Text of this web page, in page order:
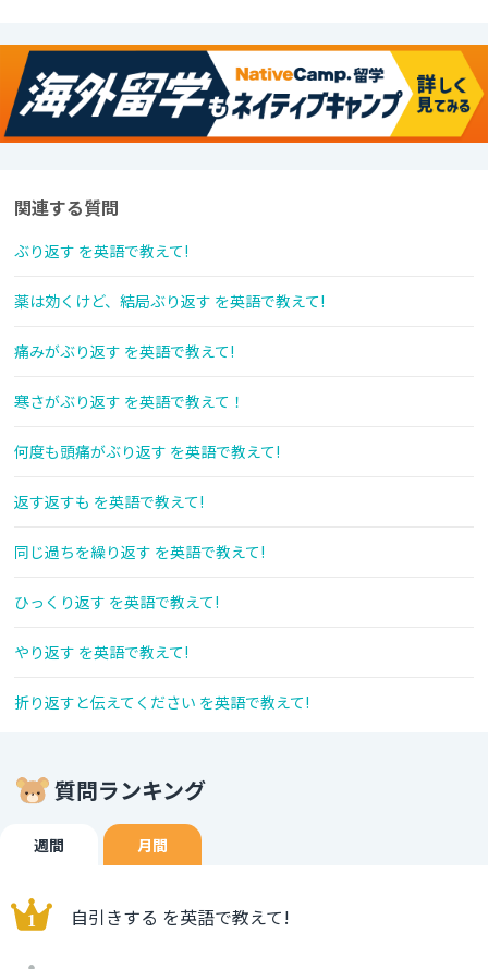
関連する質問
ぶり返す を英語で教えて!
薬は効くけど、結局ぶり返す を英語で教えて!
痛みがぶり返す を英語で教えて!
寒さがぶり返す を英語で教えて！
何度も頭痛がぶり返す を英語で教えて!
返す返すも を英語で教えて!
同じ過ちを繰り返す を英語で教えて!
ひっくり返す を英語で教えて!
やり返す を英語で教えて!
折り返すと伝えてください を英語で教えて!
質問ランキング
週間 月間
自引きする を英語で教えて!